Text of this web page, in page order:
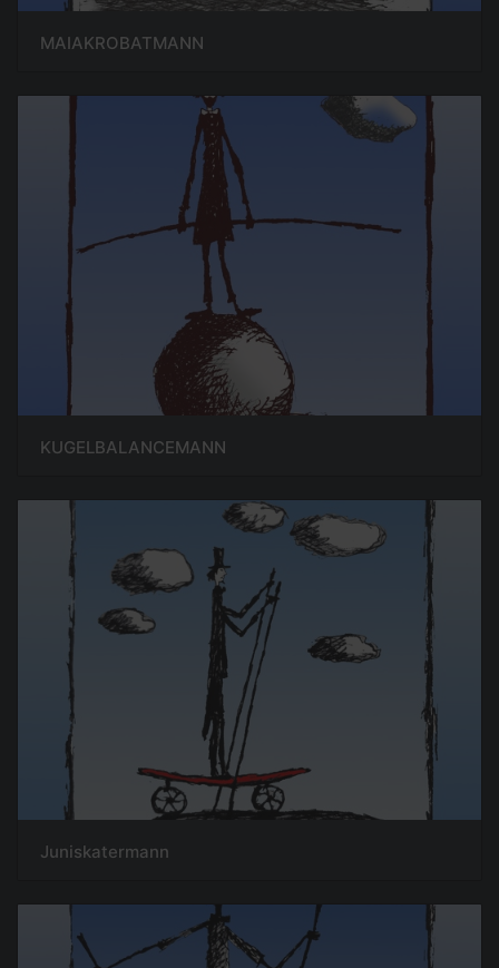
MAIAKROBATMANN
KUGELBALANCEMANN
Juniskatermann